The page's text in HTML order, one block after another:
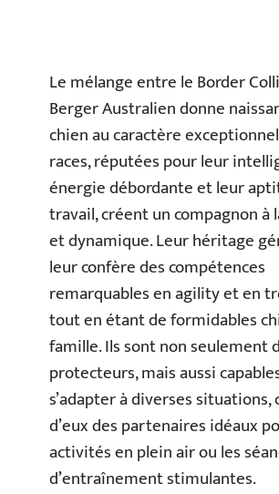
Le mélange entre le Border
Berger Australien donne
chien au caractère
races, réputées pour leur
énergie débordante et leur
travail, créent un compagnon à
et dynamique. Leur héritage
leur confère des compétences
remarquables en agility et en
tout en étant de formidables
famille. Ils sont non seulement
protecteurs, mais aussi
s’adapter à diverses
d’eux des partenaires idéaux
activités en plein air ou les
d’entraînement stimulantes.